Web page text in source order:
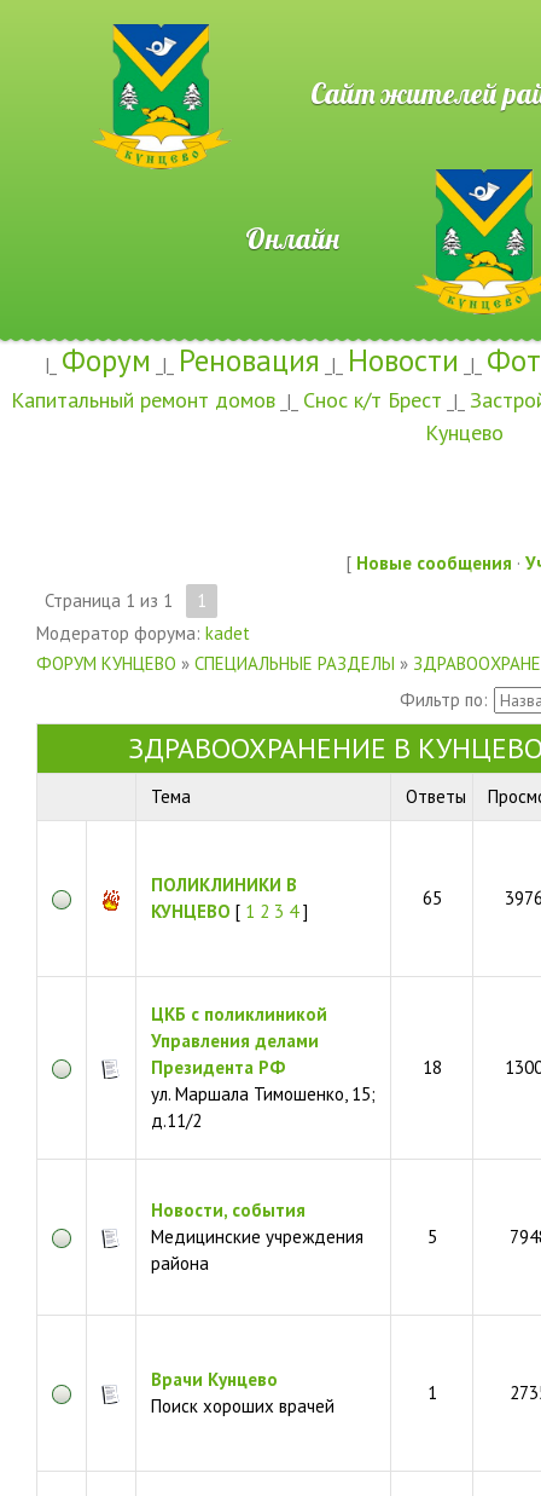
Сайт жителей
Онлайн
|_ Форум _|_ Реновация _|_ Новости _|_
Капитальный ремонт домов _|_ Снос к/т Брест _|_
Кунцево
[ Новые сообщения ·
Страница 1 из 1
1
Модератор форума: kadet
ФОРУМ КУНЦЕВО » СПЕЦИАЛЬНЫЕ РАЗДЕЛЫ »
Фильтр по:
ЗДРАВООХРАНЕНИЕ В
Тема Ответы
ПОЛИКЛИНИКИ В
КУНЦЕВО [ 1 2 3 4]
65
ЦКБ с поликлиникой
Управления делами
Президента РФ
ул. Маршала Тимошенко, 15;
д.11/2
18
Новости, события
Медицинские учреждения
района
5
Врачи Кунцево
Поиск хороших врачей
1